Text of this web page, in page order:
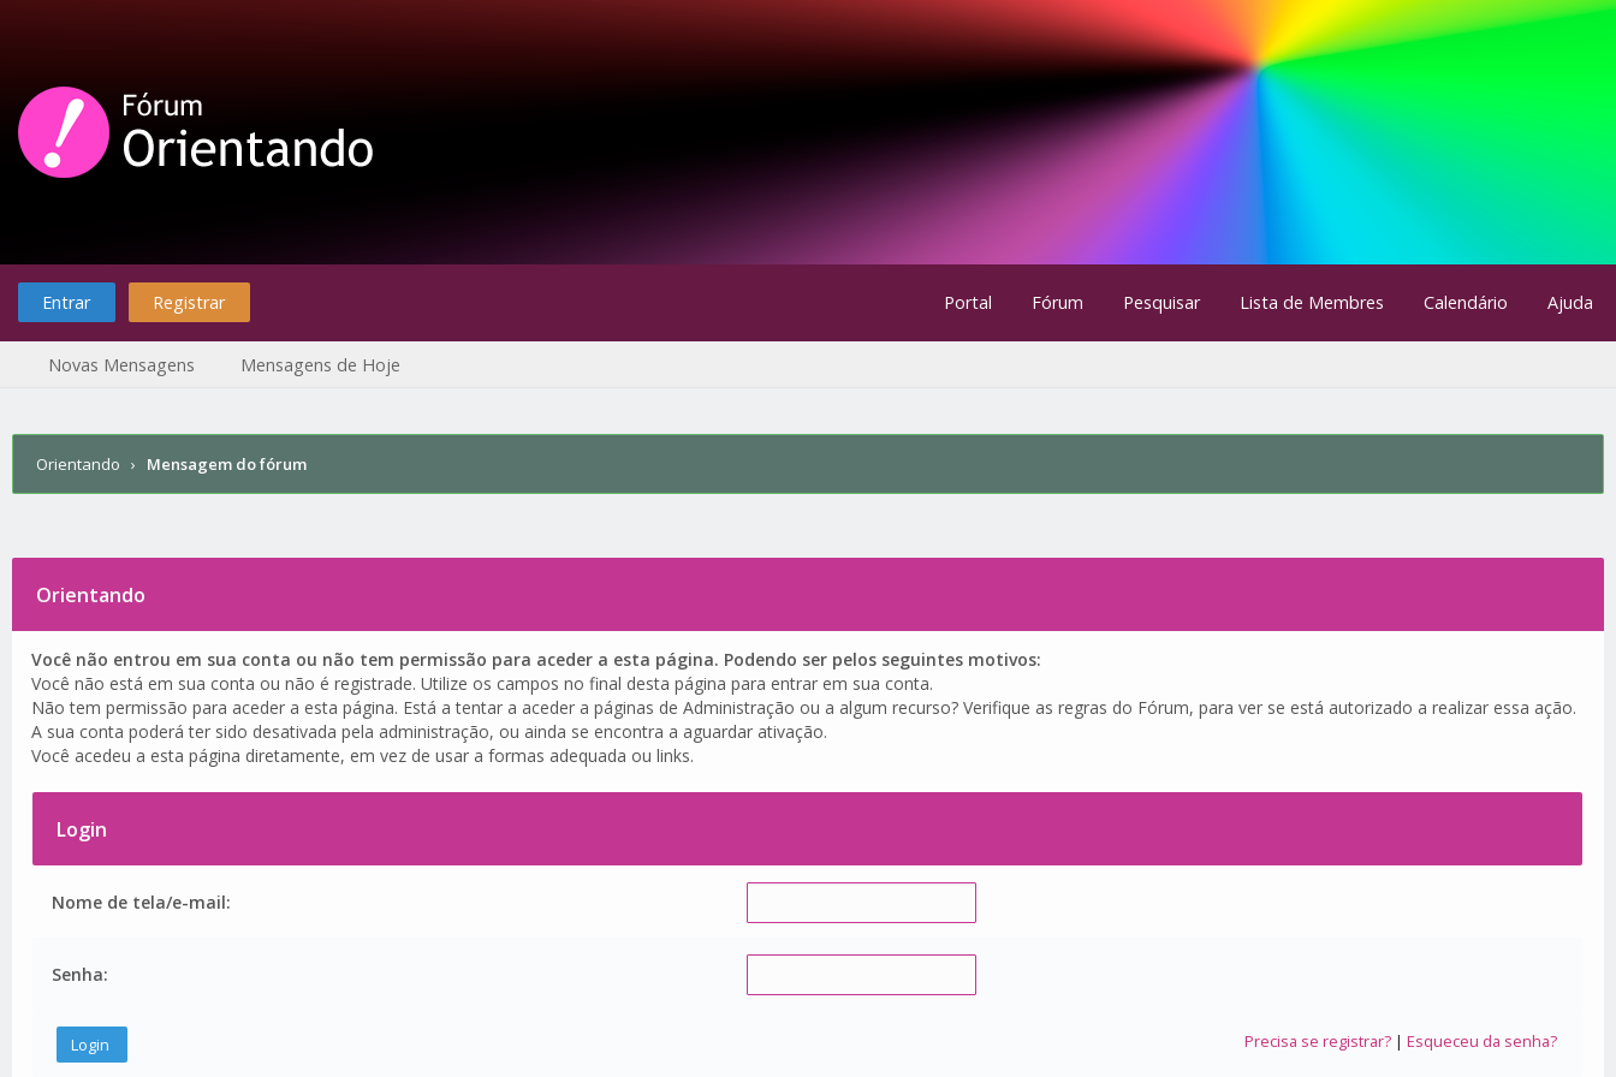
Entrar Registrar Portal Fórum Pesquisar Lista de Membres Calendário Ajuda
Novas Mensagens Mensagens de Hoje
Orientando › Mensagem do fórum
Orientando
Você não entrou em sua conta ou não tem permissão para aceder a esta página. Podendo ser pelos seguintes motivos:
Você não está em sua conta ou não é registrade. Utilize os campos no final desta página para entrar em sua conta.
Não tem permissão para aceder a esta página. Está a tentar a aceder a páginas de Administração ou a algum recurso? Verifique as regras do Fórum, para ver se está autorizado a realizar essa ação.
A sua conta poderá ter sido desativada pela administração, ou ainda se encontra a aguardar ativação.
Você acedeu a esta página diretamente, em vez de usar a formas adequada ou links.
Login
Nome de tela/e-mail:
Senha:
Precisa se registrar?| Esqueceu da senha?